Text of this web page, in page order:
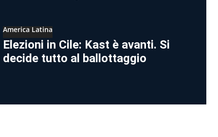
America Latina
Elezioni in Cile: Kast è avanti. Si
decide tutto al ballottaggio